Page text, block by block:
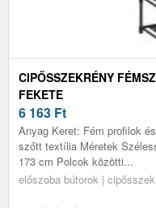
CIPŐSSZEKRÉNY
FEKETE
6 163 Ft
Anyag Keret: Fém profilok
szőtt textília Méretek
173 cm Polcok közötti...
előszoba bútorok |